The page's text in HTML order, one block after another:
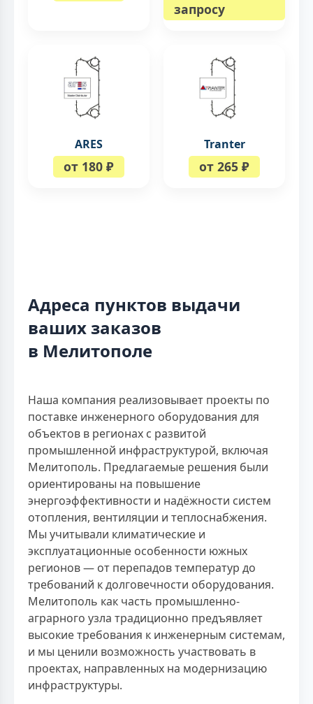
запросу
ARES
от 180 ₽
Tranter
от 265 ₽
Адреса пунктов выдачи
ваших заказов
в Мелитополе
Наша компания реализовывает проекты по
поставке инженерного оборудования для
объектов в регионах с развитой
промышленной инфраструктурой, включая
Мелитополь. Предлагаемые решения были
ориентированы на повышение
энергоэффективности и надёжности систем
отопления, вентиляции и теплоснабжения.
Мы учитывали климатические и
эксплуатационные особенности южных
регионов — от перепадов температур до
требований к долговечности оборудования.
Мелитополь как часть промышленно-
аграрного узла традиционно предъявляет
высокие требования к инженерным системам,
и мы ценили возможность участвовать в
проектах, направленных на модернизацию
инфраструктуры.